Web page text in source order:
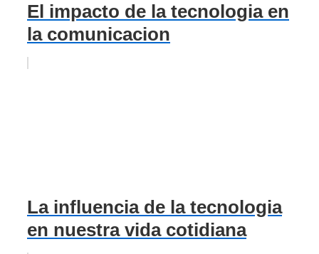
El impacto de la tecnologia en
la comunicacion
La influencia de la tecnologia
en nuestra vida cotidiana